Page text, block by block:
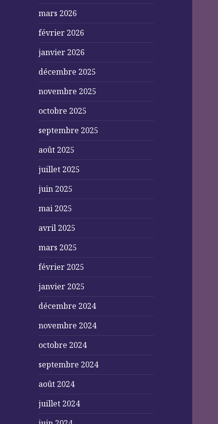
mars 2026
février 2026
janvier 2026
décembre 2025
novembre 2025
octobre 2025
septembre 2025
août 2025
juillet 2025
juin 2025
mai 2025
avril 2025
mars 2025
février 2025
janvier 2025
décembre 2024
novembre 2024
octobre 2024
septembre 2024
août 2024
juillet 2024